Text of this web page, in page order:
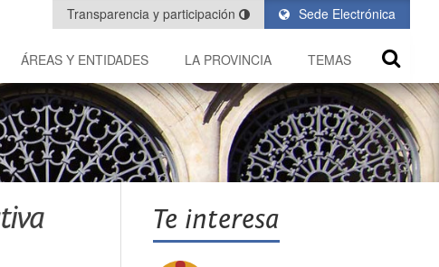
Sede Electrónica
Transparencia y participación
ÁREAS Y ENTIDADES LA PROVINCIA TEMAS
Te interesa